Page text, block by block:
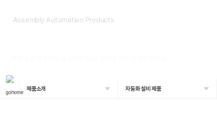
Assembly Automation Products
제품소개 자동화 설비 제품